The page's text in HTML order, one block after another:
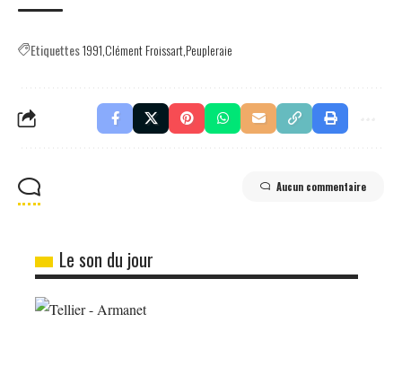
Etiquettes1991Clément FroissartPeupleraie
Aucun commentaire
Le son du jour